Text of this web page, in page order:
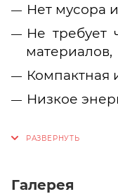
Нет мусора
Не требует
материалов,
Компактная
Низкое
Галерея